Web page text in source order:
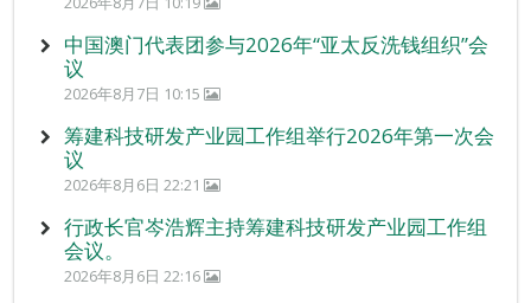
中国澳门代表团参与2026年“亚太反洗钱组织”会
议
2026年8月7日 10:15
筹建科技研发产业园工作组举行2026年第一次会
议
2026年8月6日 22:21
行政长官岑浩辉主持筹建科技研发产业园工作组
会议。
2026年8月6日 22:16